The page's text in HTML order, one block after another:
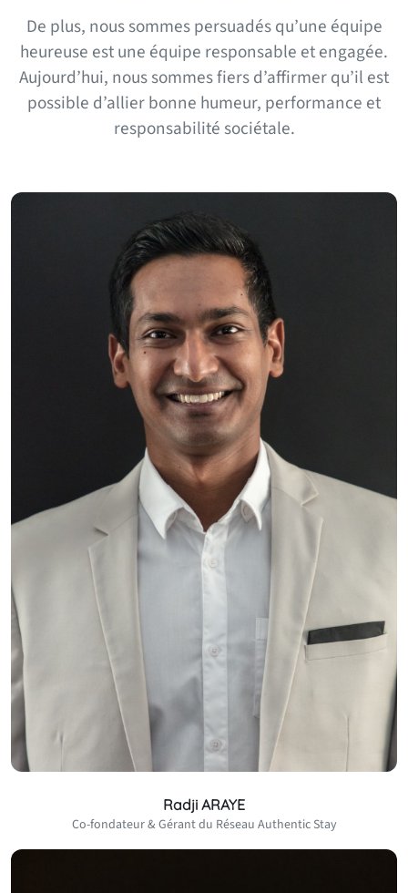
De plus, nous sommes persuadés qu’une équipe
heureuse est une équipe responsable et engagée.
Aujourd’hui, nous sommes fiers d’affirmer qu’il est
possible d’allier bonne humeur, performance et
responsabilité sociétale.
Radji ARAYE
Co-fondateur & Gérant du Réseau Authentic Stay